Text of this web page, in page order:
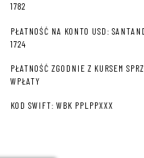
1782
PŁATNOŚĆ NA KONTO USD:
1724
PŁATNOŚĆ ZGODNIE Z KURSEM
WPŁATY
KOD SWIFT: WBK PPLPPXXX